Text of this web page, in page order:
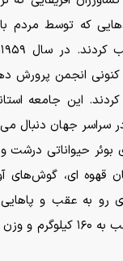
که توسط مردم
انجمن پرورش
این جامعه
سراسر جهان دنبال
بوئر حیواناتی درشت
قهوه ای، گوش‌های
رو به عقب و